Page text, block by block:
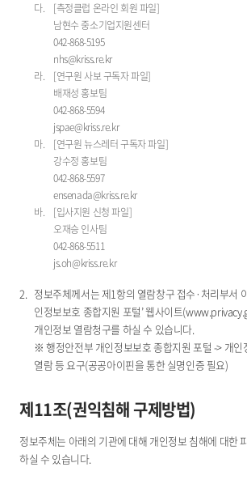
[측정클럽 온라인 회원 파일]
남현수 중소기업지원센터
042-868-5195
nhs@kriss.re.kr
[연구원 사보 구독자 파일]
배재성 홍보팀
042-868-5594
jspae@kriss.re.kr
[연구원 뉴스레터 구독자 파일]
강수정 홍보팀
042-868-5597
ensenada@kriss.re.kr
[입사지원 신청 파일]
오재승 인사팀
042-868-5511
js.oh@kriss.re.kr
정보주체께서는 제1항의 열람창구 접수·처리부서
인정보보호 종합지원 포털’ 웹사이트(
개인정보 열람청구를 하실 수 있습니다.
※ 행정안전부 개인정보보호 종합지원 포털 -> 개인
열람 등 요구(공공아이핀을 통한 실명인증 필요)
제11조(권익침해 구제방법)
정보주체는 아래의 기관에 대해 개인정보 침해에 대한
하실 수 있습니다.